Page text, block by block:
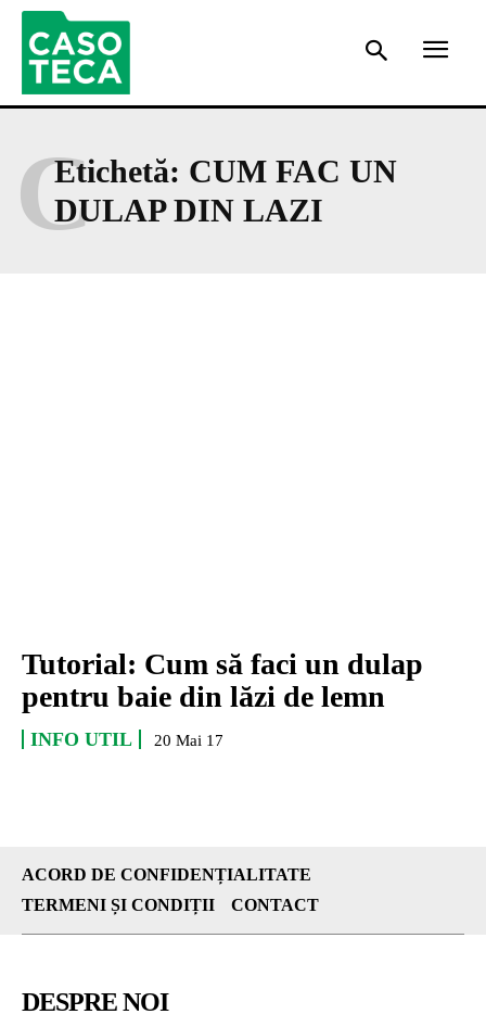
Etichetă: CUM FAC UN
DULAP DIN LAZI
C
Tutorial: Cum să faci un dulap
pentru baie din lăzi de lemn
INFO UTIL 20 Mai 17
ACORD DE CONFIDENȚIALITATE
TERMENI ȘI CONDIȚII
CONTACT
DESPRE NOI